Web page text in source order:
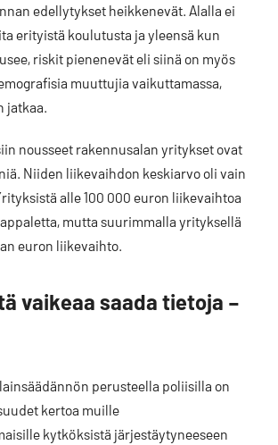
edellytykset heikkenevät. Alalla ei
erityistä koulutusta ja yleensä kun
riskit pienenevät eli siinä on myös
muuttujia vaikuttamassa,
jatkaa.
nousseet rakennusalan yritykset ovat
Niiden liikevaihdon keskiarvo oli vain
alle 100 000 euron liikevaihtoa
mutta suurimmalla yrityksellä
euron liikevaihto.
vaikeaa saada tietoja –
perusteella poliisilla on
kertoa muille
kytköksistä järjestäytyneeseen